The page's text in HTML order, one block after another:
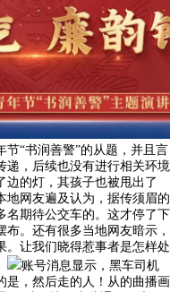
“书润善警”的从题，并且言
递，后续也没有进行相关环境
边的灯，其孩子也被甩出了
地网友遍及认为，据传须眉的
名期待公交车的。这才停了下
。还有很多当地网友暗示，
。让我们晓得惹事者是怎样处
账号消息显示，黑车司机
是，然后走的人！从的曲播画